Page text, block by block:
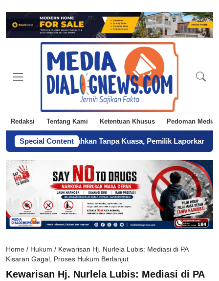
Redaksi Tentang Kami Ketentuan Khusus Pedoman Media
Special Content
Diserahkan Tanpa Kuasa, Pemilik Laporkan BPN
Home / Hukum / Kewarisan Hj. Nurlela Lubis: Mediasi di PA
Kisaran Gagal, Proses Hukum Berlanjut
Kewarisan Hj. Nurlela Lubis: Mediasi di PA